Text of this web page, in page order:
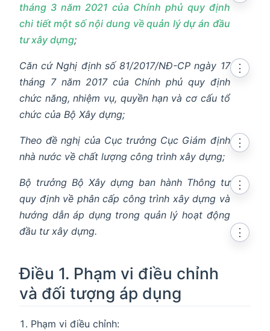
tháng 3 năm 2021 của Chính phủ quy định
chi tiết một số nội dung về quản lý dự án đầu
tư xây dựng;
Căn cứ Nghị định số 81/2017/NĐ-CP ngày 17
tháng 7 năm 2017 của Chính phủ quy định
chức năng, nhiệm vụ, quyền hạn và cơ cấu tổ
chức của Bộ Xây dựng;
⋮
Theo đề nghị của Cục trưởng Cục Giám định
nhà nước về chất lượng công trình xây dựng;
⋮
Bộ trưởng Bộ Xây dựng ban hành Thông tư
quy định về phân cấp công trình xây dựng và
hướng dẫn áp dụng trong quản lý hoạt động
đầu tư xây dựng.
⋮
Điều 1. Phạm vi điều chỉnh
và đối tượng áp dụng
⋮
Phạm vi điều chỉnh: